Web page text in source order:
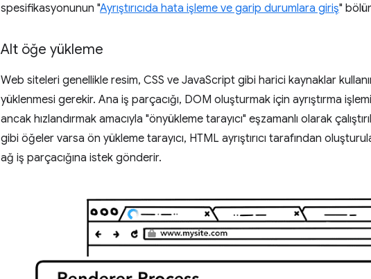
spesifikasyonunun "Ayrıştırıcıda hata işleme ve garip durumlara giriş"
Alt öğe yükleme
Web siteleri genellikle resim, CSS ve JavaScript gibi harici kaynaklar
yüklenmesi gerekir. Ana iş parçacığı, DOM oluşturmak için ayrıştırma
ancak hızlandırmak amacıyla "önyükleme tarayıcı" eşzamanlı olarak
gibi öğeler varsa ön yükleme tarayıcı, HTML ayrıştırıcı tarafından
ağ iş parçacığına istek gönderir.